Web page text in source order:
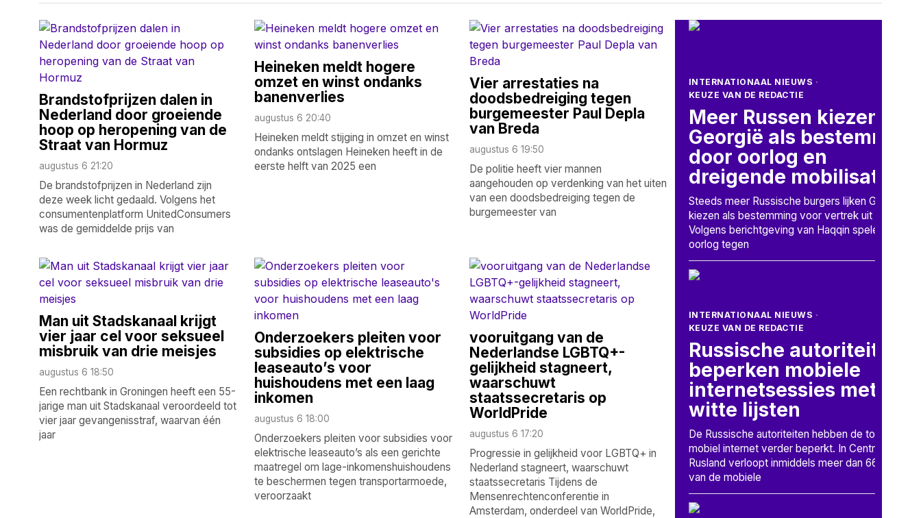
Brandstofprijzen dalen in
Nederland door groeiende
hoop op heropening van de
Straat van Hormuz
augustus 6 21:20
De brandstofprijzen in Nederland zijn
deze week licht gedaald. Volgens het
consumentenplatform UnitedConsumers
was de gemiddelde prijs van
Heineken meldt hogere
omzet en winst ondanks
banenverlies
augustus 6 20:40
Heineken meldt stijging in omzet en winst
ondanks ontslagen Heineken heeft in de
eerste helft van 2025 een
Vier arrestaties na
doodsbedreiging tegen
burgemeester Paul Depla
van Breda
augustus 6 19:50
De politie heeft vier mannen
aangehouden op verdenking van het uiten
van een doodsbedreiging tegen de
burgemeester van
Man uit Stadskanaal krijgt
vier jaar cel voor seksueel
misbruik van drie meisjes
augustus 6 18:50
Een rechtbank in Groningen heeft een 55-
jarige man uit Stadskanaal veroordeeld tot
vier jaar gevangenisstraf, waarvan één
jaar
Onderzoekers pleiten voor
subsidies op elektrische
leaseauto’s voor
huishoudens met een laag
inkomen
augustus 6 18:00
Onderzoekers pleiten voor subsidies voor
elektrische leaseauto’s als een gerichte
maatregel om lage-inkomenshuishoudens
te beschermen tegen transportarmoede,
veroorzaakt
vooruitgang van de
Nederlandse LGBTQ+-
gelijkheid stagneert,
waarschuwt
staatssecretaris op
WorldPride
augustus 6 17:20
Progressie in gelijkheid voor LGBTQ+ in
Nederland stagneert, waarschuwt
staatssecretaris Tijdens de
Mensenrechtenconferentie in
Amsterdam, onderdeel van WorldPride,
INTERNATIONAAL NIEUWS ·
KEUZE VAN DE REDACTIE
Meer Russen kiezen
Georgië als bestemming
door oorlog en
dreigende mobilisatie
Steeds meer Russische burgers lijken Georgië te
kiezen als bestemming voor vertrek uit Rusland.
Volgens berichtgeving van Haqqin spelen de
oorlog tegen
INTERNATIONAAL NIEUWS ·
KEUZE VAN DE REDACTIE
Russische autoriteiten
beperken mobiele
internetsessies met
witte lijsten
De Russische autoriteiten hebben de toegang tot
mobiel internet verder beperkt. In Centraal-
Rusland verloopt inmiddels meer dan 66 procent
van de mobiele